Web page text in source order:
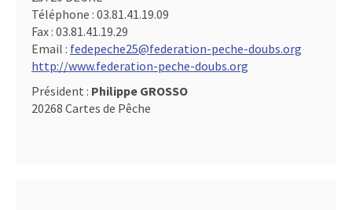
Téléphone : 03.81.41.19.09
Fax : 03.81.41.19.29
Email : fedepeche25@federation-peche-doubs.org
http://www.federation-peche-doubs.org
Président : Philippe GROSSO
20268 Cartes de Pêche